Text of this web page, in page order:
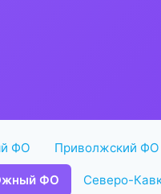
ФО Приволжский ФО
ФО Северо-